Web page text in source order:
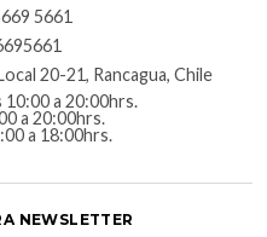
5661‬
20-21, Rancagua, Chile
10:00 a 20:00hrs.
a 20:00hrs.
a 18:00hrs.
NEWSLETTER